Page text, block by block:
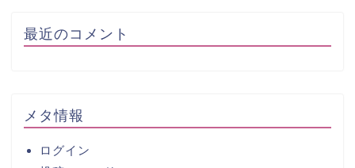
最近のコメント
メタ情報
ログイン